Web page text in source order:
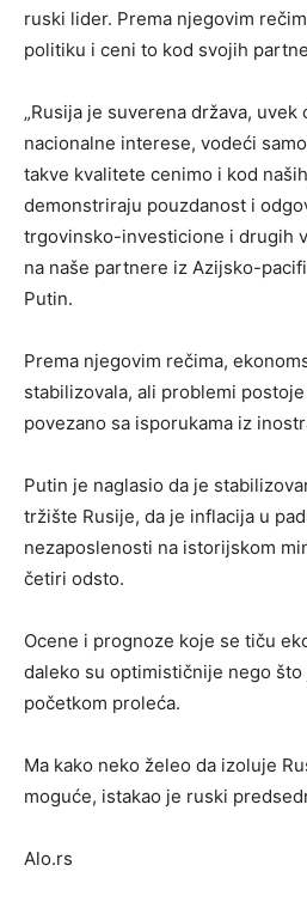
ruski lider. Prema njegovim
politiku i ceni to kod svojih
„Rusija je suverena država,
nacionalne interese, vodeći
takve kvalitete cenimo i kod
demonstriraju pouzdanost i
trgovinsko-investicione i drugih
na naše partnere iz Azijsko-
Putin.
Prema njegovim rečima,
stabilizovala, ali problemi
povezano sa isporukama iz
Putin je naglasio da je
tržište Rusije, da je inflacija u
nezaposlenosti na istorijskom
četiri odsto.
Ocene i prognoze koje se tiču
daleko su optimističnije nego
početkom proleća.
Ma kako neko želeo da izoluje
moguće, istakao je ruski
Alo.rs